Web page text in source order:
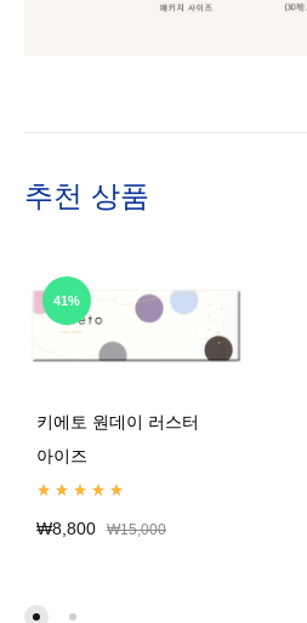
추천 상품
41%
키에토 원데이 러스터
아이즈
₩8,800 ₩15,000